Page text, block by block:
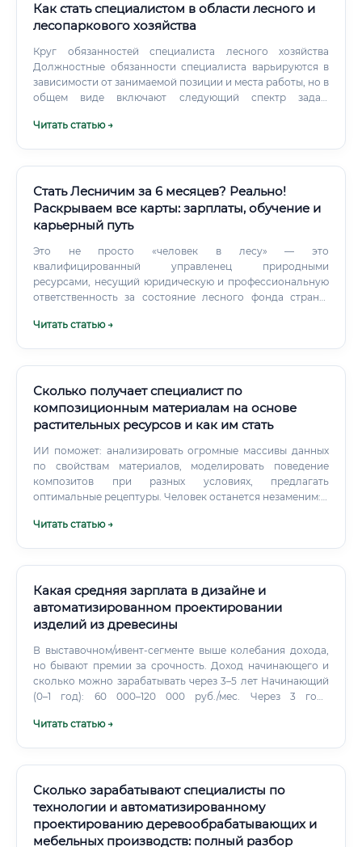
Как стать специалистом в области лесного и
лесопаркового хозяйства
Круг обязанностей специалиста лесного хозяйства
Должностные обязанности специалиста варьируются в
зависимости от занимаемой позиции и места работы, но в
общем виде включают следующий спектр задач:
лесных насаждений. Специалист определяет возраст,
всего дальнейшего планирования.
Читать статью →
Стать Лесничим за 6 месяцев? Реально!
Раскрываем все карты: зарплаты, обучение и
карьерный путь
Это не просто «человек в лесу» — это
квалифицированный управленец природными
ресурсами, несущий юридическую и профессиональную
ответственность за состояние лесного фонда страны.
площади лесов: около 1,2 миллиарда гектаров лесного
Читать статью →
Сколько получает специалист по
композиционным материалам на основе
растительных ресурсов и как им стать
ИИ поможет: анализировать огромные массивы данных
по свойствам материалов, моделировать поведение
композитов при разных условиях, предлагать
оптимальные рецептуры. Человек останется незаменим: в
экспериментов, интерпретации неожиданных
Читать статью →
Какая средняя зарплата в дизайне и
автоматизированном проектировании
изделий из древесины
В выставочном/ивент-сегменте выше колебания дохода,
но бывают премии за срочность. Доход начинающего и
сколько можно зарабатывать через 3–5 лет Начинающий
(0–1 год): 60 000–120 000 руб./мес. Через 3 года
руб./мес.
Читать статью →
Сколько зарабатывают специалисты по
технологии и автоматизированному
проектированию деревообрабатывающих и
мебельных производств: полный разбор